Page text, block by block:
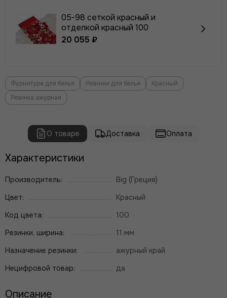
05-98 сеткой красный и
отделкой красный 100
20 055 ₽
Фурнитура для белья Резинки для белья
Красный
Резинка ажурная
О товаре Доставка Оплата
Характеристики
Производитель:
Big (Греция)
Цвет:
Красный
Код цвета:
100
Резинки, ширина:
11 мм
Назначение резинки:
ажурный край
Нецифровой товар:
да
Описание